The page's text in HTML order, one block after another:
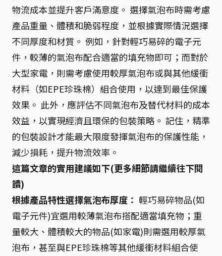
物流成本並提升客戶滿意度。 選擇氣泡布時需考慮
產品重量、體積和脆弱程度，並根據實際情況選擇
不同厚度和材質。 例如，針對輕巧易碎的電子元
件，較薄的氣泡布配合適當的填充物即可；而對於
大型家電，則需考慮使用較厚氣泡布或與其他緩衝
材料（如EPE珍珠棉）組合使用，以達到最佳保護
效果。 此外，應評估不同氣泡布及替代材料的成本
效益，以實現經濟且環保的包裝策略。 記住，精準
的包裝設計才能最大限度發揮氣泡布的保護性能，
減少損耗，提升物流效率。
這篇文章的實用建議如下(更多細節請繼續往下閱
讀)
根據產品特性選擇氣泡布厚度： 輕巧易碎物品(如
電子元件)宜選用較薄氣泡布搭配適當填充物；重
量較大、體積較大的物品(如家電)則需選用較厚氣
泡布，甚至與EPE珍珠棉等其他緩衝材料組合使